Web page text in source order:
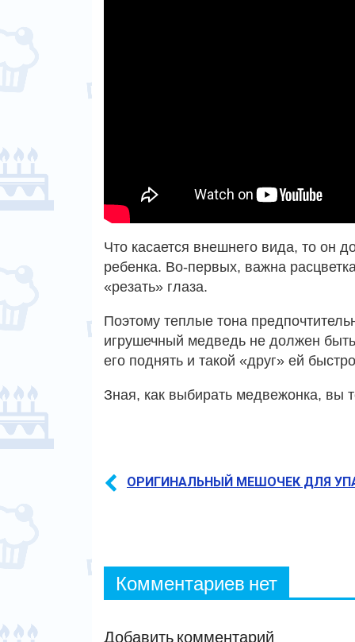
Что касается внешнего вида, то он
ребенка. Во-первых, важна
«резать» глаза.
Поэтому теплые тона
игрушечный медведь не должен
его поднять и такой «друг» ей
Зная, как выбирать медвежонка, вы
ОРИГИНАЛЬНЫЙ МЕШОЧЕК ДЛЯ
Комментариев нет
Добавить комментарий